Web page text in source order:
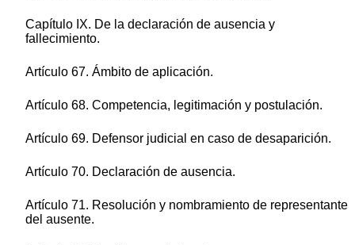
Capítulo IX. De la declaración de ausencia y
fallecimiento.
Artículo 67. Ámbito de aplicación.
Artículo 68. Competencia, legitimación y postulación.
Artículo 69. Defensor judicial en caso de desaparición.
Artículo 70. Declaración de ausencia.
Artículo 71. Resolución y nombramiento de representante
del ausente.